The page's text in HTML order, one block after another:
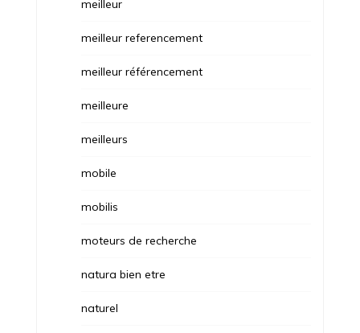
meilleur
meilleur referencement
meilleur référencement
meilleure
meilleurs
mobile
mobilis
moteurs de recherche
natura bien etre
naturel